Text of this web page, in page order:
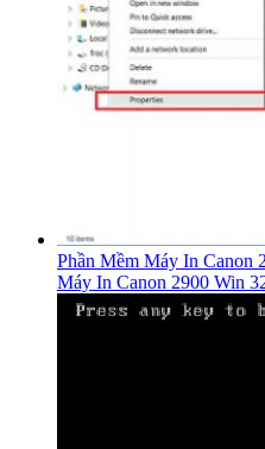
Phần Mềm Máy In Canon
Máy In Canon 2900 Win